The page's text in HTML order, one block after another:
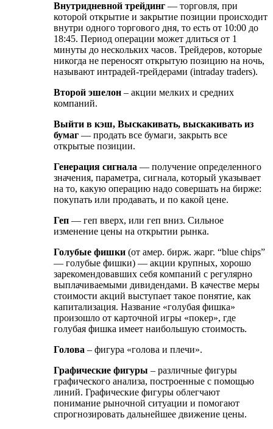
Внутридневной трейдинг — торговля, при
которой открытие и закрытие позиции происходит
внутри одного торгового дня, то есть от 10:00 до
18:45. Период операции может длиться от 1
минуты до нескольких часов. Трейдеров, которые
никогда не переносят открытую позицию на ночь,
называют интрадей-трейдерами (intraday traders).
Второй эшелон – акции мелких и средних
компаний.
Выйти в кэш, Выскакивать, выскакивать из
бумаг — продать все бумаги, закрыть все
открытые позиции.
Генерация сигнала — получение определенного
значения, параметра, сигнала, который указывает
на то, какую операцию надо совершать на бирже:
покупать или продавать, и по какой цене.
Геп — геп вверх, или геп вниз. Сильное
изменение цены на открытии рынка.
Голубые фишки (от амер. бирж. жарг. “blue chips”
— голубые фишки) — акции крупных, хорошо
зарекомендовавших себя компаний с регулярно
выплачиваемыми дивидендами. В качестве меры
стоимости акций выступает такое понятие, как
капитализация. Название «голубая фишка»
произошло от карточной игры «покер», где
голубая фишка имеет наибольшую стоимость.
Голова – фигура «голова и плечи».
Графические фигуры – различные фигуры
графического анализа, построенные с помощью
линий. Графические фигуры облегчают
понимание рыночной ситуации и помогают
спрогнозировать дальнейшее движение цены.